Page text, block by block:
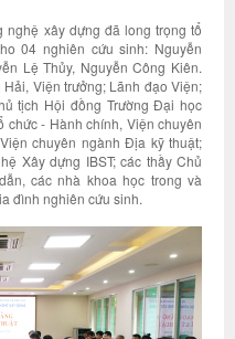
nghệ xây dựng đã long trọng tổ
04 nghiên cứu sinh: Nguyễn
Lệ Thủy, Nguyễn Công Kiên.
Viện trưởng; Lãnh đạo Viện;
tịch Hội đồng Trường Đại học
chức - Hành chính, Viện chuyên
chuyên ngành Địa kỹ thuật;
Xây dựng IBST; các thầy Chủ
các nhà khoa học trong và
đình nghiên cứu sinh.